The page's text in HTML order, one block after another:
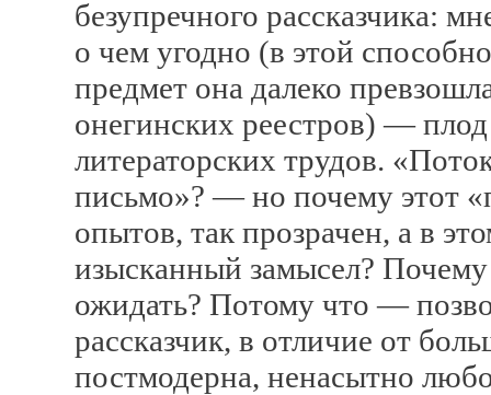
безупречного рассказчика:
о чем угодно (в этой
предмет она далеко
онегинских реестров) —
литераторских трудов.
письмо»? — но почему этот
опытов, так прозрачен, а в
изысканный замысел?
ожидать? Потому что —
рассказчик, в отличие от
постмодерна, ненасытно